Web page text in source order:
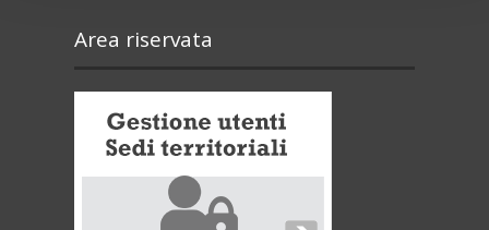
Area riservata